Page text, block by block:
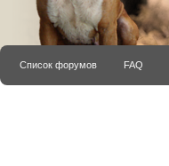
Список форумов FAQ